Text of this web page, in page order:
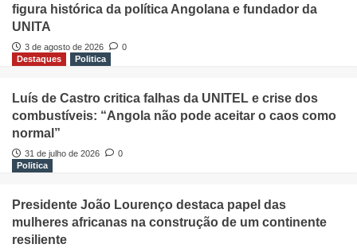
figura histórica da política Angolana e fundador da
UNITA
3 de agosto de 2026
0
Destaques
Politica
Luís de Castro critica falhas da UNITEL e crise dos
combustíveis: “Angola não pode aceitar o caos como
normal”
31 de julho de 2026
0
Politica
Presidente João Lourenço destaca papel das
mulheres africanas na construção de um continente
resiliente